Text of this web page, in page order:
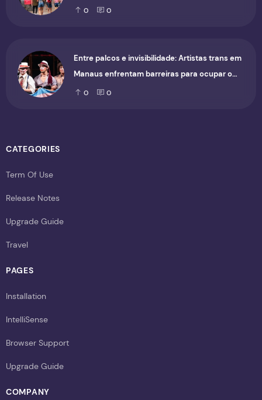
0 0
Entre palcos e invisibilidade: Artistas trans em
Manaus enfrentam barreiras para ocupar o
cenário cultural
0 0
CATEGORIES
Term Of Use
Release Notes
Upgrade Guide
Travel
PAGES
Installation
IntelliSense
Browser Support
Upgrade Guide
COMPANY